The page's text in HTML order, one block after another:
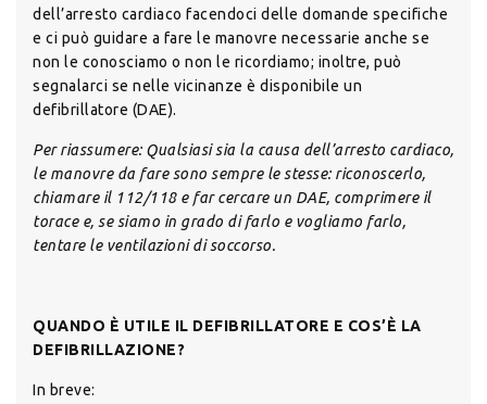
dell’arresto cardiaco facendoci delle domande specifiche
e ci può guidare a fare le manovre necessarie anche se
non le conosciamo o non le ricordiamo; inoltre, può
segnalarci se nelle vicinanze è disponibile un
defibrillatore (DAE).
Per riassumere: Qualsiasi sia la causa dell’arresto cardiaco,
le manovre da fare sono sempre le stesse: riconoscerlo,
chiamare il 112/118 e far cercare un DAE, comprimere il
torace e, se siamo in grado di farlo e vogliamo farlo,
tentare le ventilazioni di soccorso.
QUANDO È UTILE IL DEFIBRILLATORE E COS’È LA
DEFIBRILLAZIONE?
In breve: